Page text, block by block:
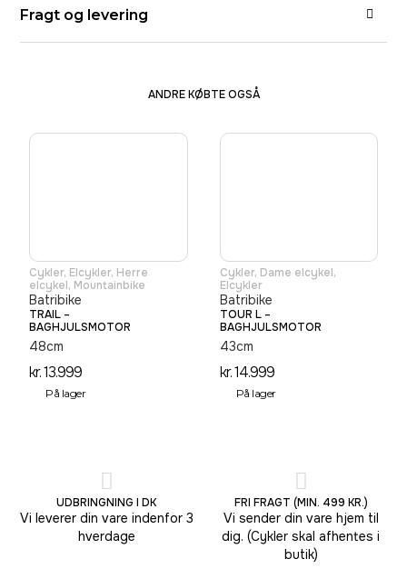
Fragt og levering
ANDRE KØBTE OGSÅ
Cykler, Elcykler, Herre
elcykel, Mountainbike
Batribike
TRAIL –
BAGHJULSMOTOR
48cm
kr.13.999
På lager
Cykler, Dame elcykel,
Elcykler
Batribike
TOUR L –
BAGHJULSMOTOR
43cm
kr.14.999
På lager
UDBRINGNING I DK
Vi leverer din vare indenfor 3
hverdage
FRI FRAGT (MIN. 499 KR.)
Vi sender din vare hjem til
dig. (Cykler skal afhentes i
butik)